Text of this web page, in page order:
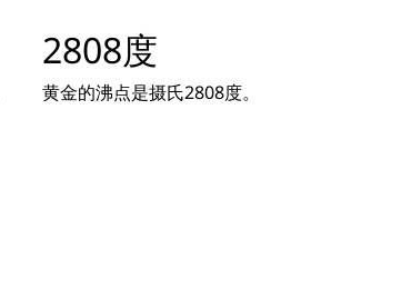
2808度
黄金的沸点是摄氏2808度。